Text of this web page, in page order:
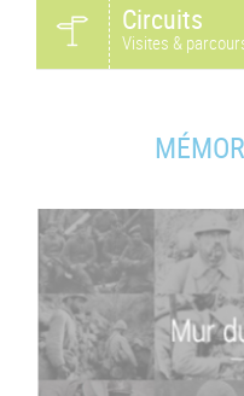
Circuits
Visites &